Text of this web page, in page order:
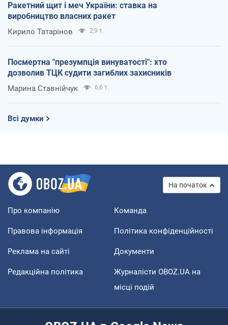
Ракетний щит і меч України: ставка на
виробництво власних ракет
Кирило Татарінов 2,9 т.
Посмертна "презумпція винуватості": хто
дозволив ТЦК судити загиблих захисників
Марина Ставнійчук 6,6 т.
Всі думки
На початок
Про компанію Команда
Правова інформація Політика конфіденційності
Реклама на сайті Документи
Редакційна політика
Журналісти OBOZ.UA на
місці подій